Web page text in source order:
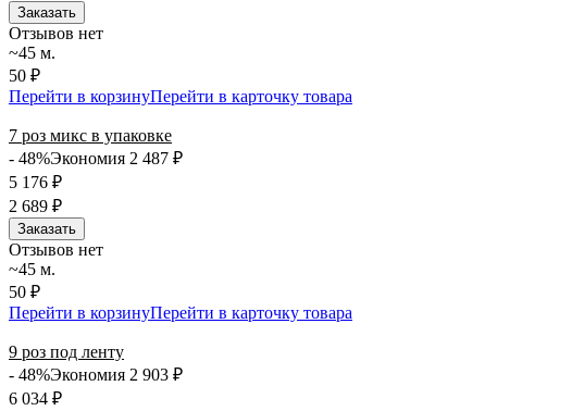
Заказать
Отзывов нет
~45 м.
50 ₽
Перейти в корзинуПерейти в карточку товара
7 роз микс в упаковке
- 48%Экономия 2 487 ₽
5 176 ₽
2 689 ₽
Заказать
Отзывов нет
~45 м.
50 ₽
Перейти в корзинуПерейти в карточку товара
9 роз под ленту
- 48%Экономия 2 903 ₽
6 034 ₽